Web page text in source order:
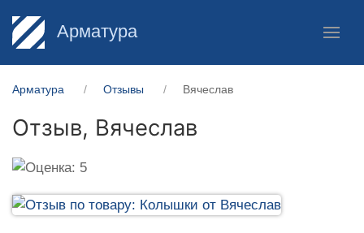
Арматура
Арматура Отзывы Вячеслав
Отзыв, Вячеслав